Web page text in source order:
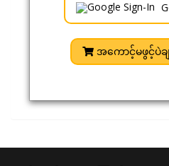
အကောင့်မဖွင့်ပဲခ